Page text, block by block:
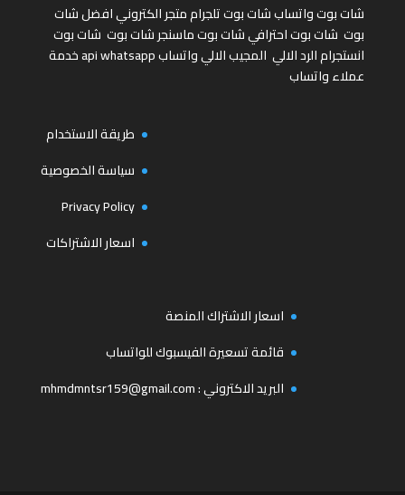
شات بوت واتسابشات بوت تلجراممتجر الكترونيافضل شات
بوت شات بوت احترافيشات بوت ماسنجرشات بوت شات بوت
انستجرامالرد الالي المجيب الالي واتسابapi whatsappخدمة
عملاء واتساب
طريقة الاستخدام
سياسة الخصوصية
Privacy Policy
اسعار الاشتراكات
اسعار الاشتراك المنصة
قائمة تسعيرة الفيسبوك للواتساب
البريد الاكتروني :mhmdmntsr159@gmail.com